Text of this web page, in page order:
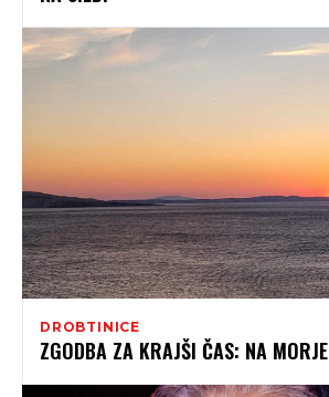
DROBTINICE
ZGODBA ZA KRAJŠI ČAS: NA MORJE